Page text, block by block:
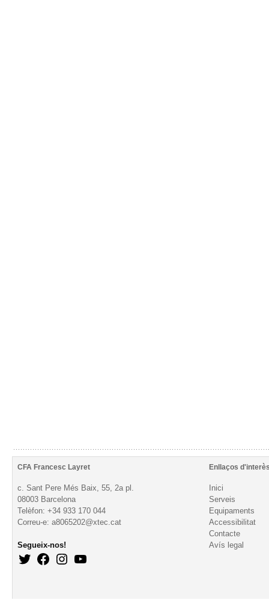
CFA Francesc Layret Enllaços
c. Sant Pere Més Baix, 55, 2a pl.
08003 Barcelona
Telèfon: +34 933 170 044
Correu-e: a8065202@xtec.cat
Segueix-nos!
Inici
Serveis
Equipaments
Accessibilitat
Contacte
Avís legal